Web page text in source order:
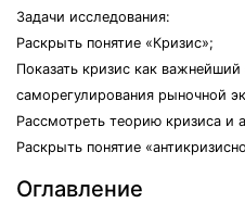
Задачи исследования:
Раскрыть понятие «Кризис»;
Показать кризис как
саморегулирования рыночной
Рассмотреть теорию кризиса и
Раскрыть понятие
Оглавление